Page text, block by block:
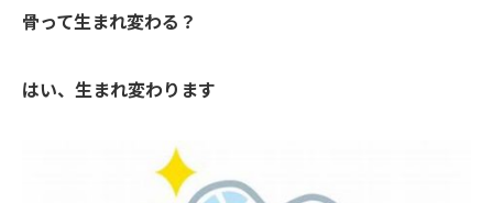
骨って生まれ変わる？
はい、生まれ変わります